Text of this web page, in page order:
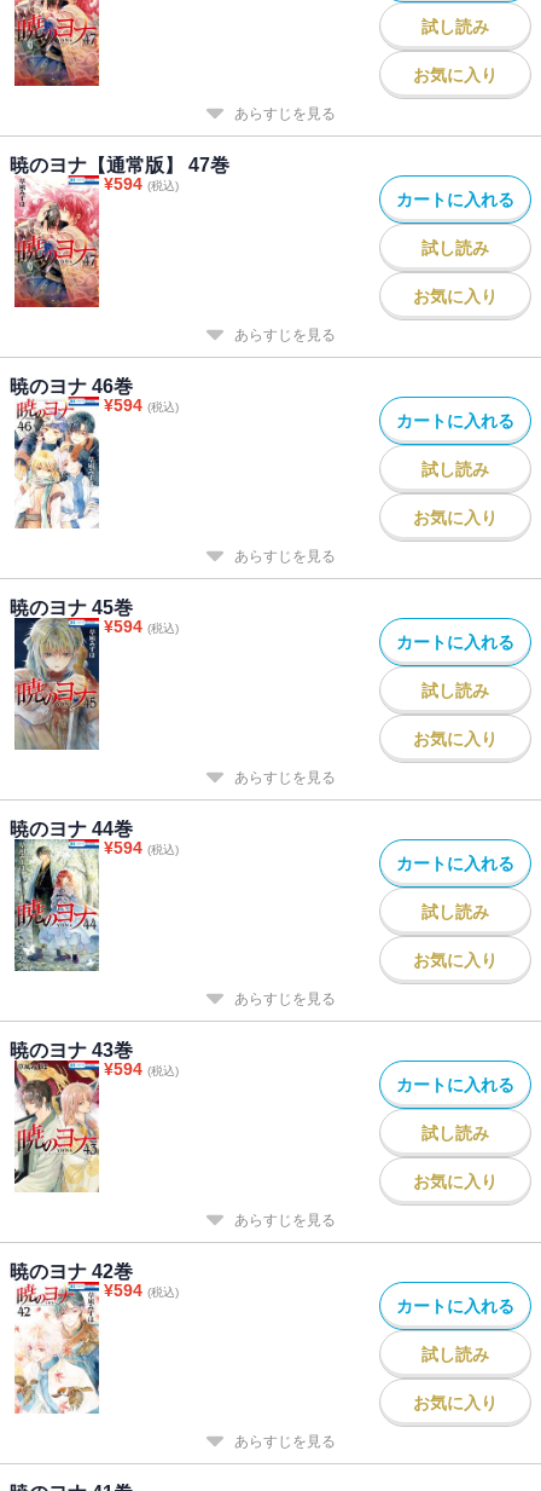
試し読み
お気に入り
あらすじを見る
暁のヨナ【通常版】 47巻
¥594 (税込)
カートに入れる
試し読み
お気に入り
あらすじを見る
暁のヨナ 46巻
¥594 (税込)
カートに入れる
試し読み
お気に入り
あらすじを見る
暁のヨナ 45巻
¥594 (税込)
カートに入れる
試し読み
お気に入り
あらすじを見る
暁のヨナ 44巻
¥594 (税込)
カートに入れる
試し読み
お気に入り
あらすじを見る
暁のヨナ 43巻
¥594 (税込)
カートに入れる
試し読み
お気に入り
あらすじを見る
暁のヨナ 42巻
¥594 (税込)
カートに入れる
試し読み
お気に入り
あらすじを見る